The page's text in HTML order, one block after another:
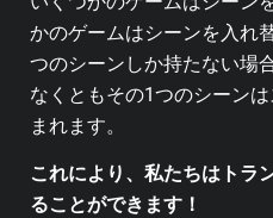
かのゲームはシーンを入れ
つのシーンしか持たない場
なくともその1つのシーン
まれます。
これにより、私たちはトラ
ることができます！